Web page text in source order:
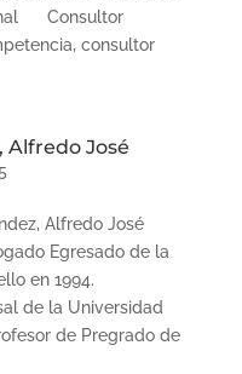
Consultor
consultor
Alfredo José
Alfredo José
Egresado de la
en 1994.
de la Universidad
de Pregrado de